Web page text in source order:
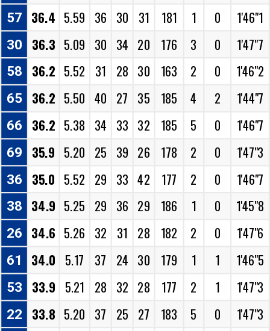
57 36.4 5.59 36 30 31 181 1 0 1'46"1
30 36.3 5.09 30 34 20 176 3 0 1'47"7
58 36.2 5.52 31 28 30 163 2 0 1'46"2
65 36.2 5.50 40 27 35 185 4 2 1'44"7
66 36.2 5.38 34 33 32 185 5 0 1'46"7
69 35.9 5.20 25 39 26 178 2 0 1'47"3
36 35.0 5.52 29 33 42 177 2 0 1'46"7
38 34.9 5.25 29 36 29 186 1 0 1'45"8
26 34.6 5.26 32 31 28 182 2 0 1'47"6
61 34.0 5.17 37 24 30 179 1 1 1'46"5
53 33.9 5.21 28 32 28 177 2 1 1'47"3
22 33.8 5.20 37 25 27 183 5 0 1'47"3